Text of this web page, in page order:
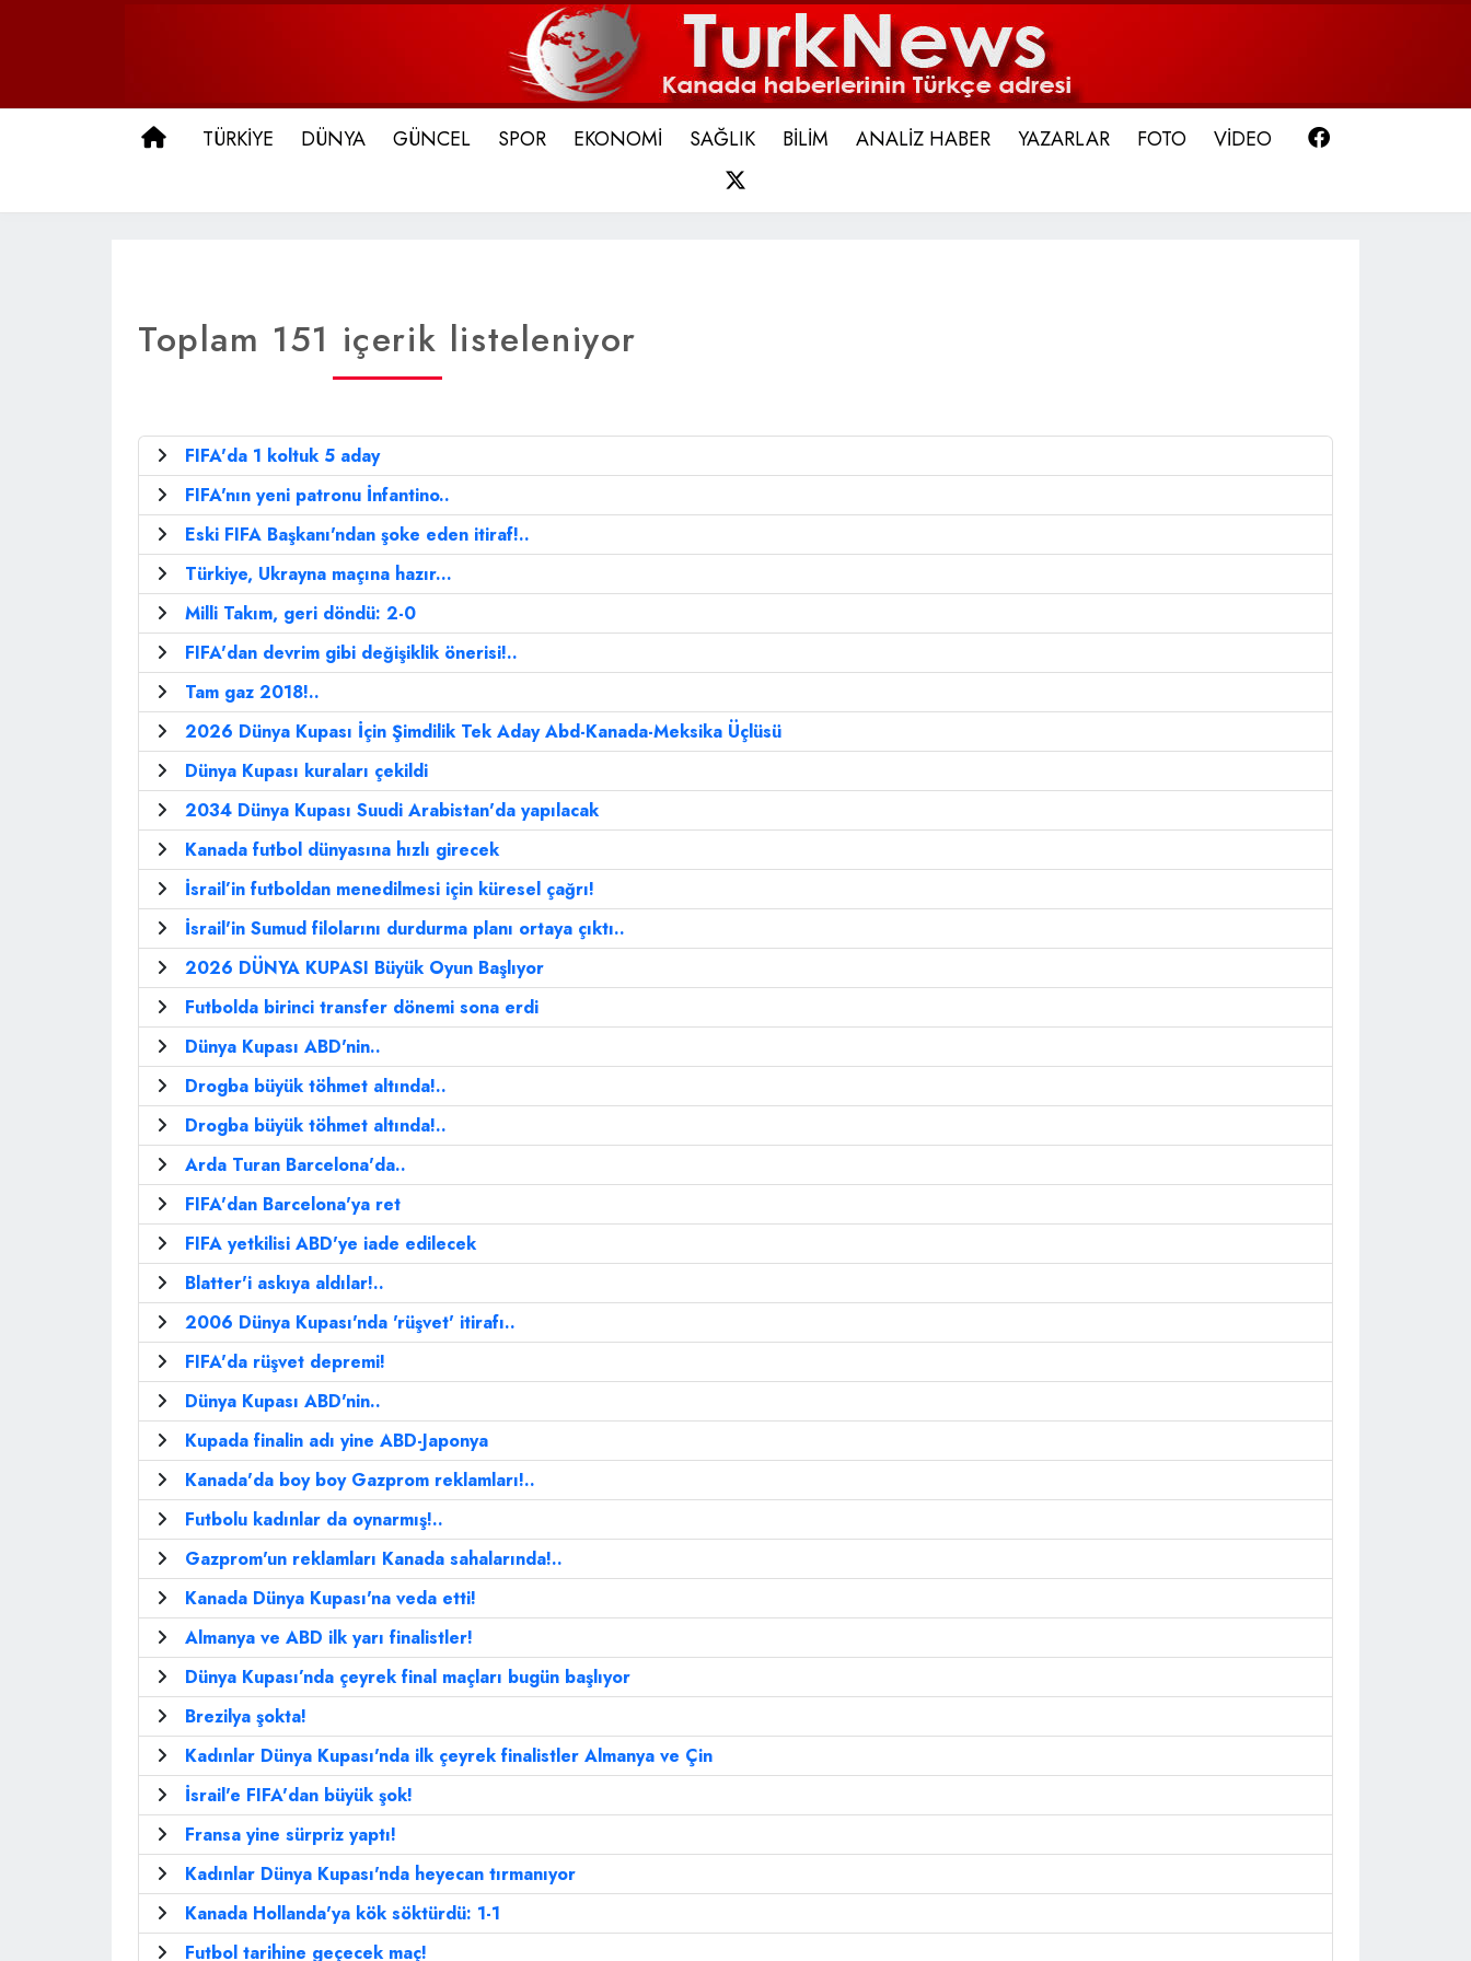
ANA SAYFA
TÜRKİYE DÜNYA GÜNCEL SPOR EKONOMİ SAĞLIK BİLİM ANALİZ HABER YAZARLAR FOTO VİDEO
Toplam 151 içerik listeleniyor
FIFA'da 1 koltuk 5 aday
FIFA'nın yeni patronu İnfantino..
Eski FIFA Başkanı'ndan şoke eden itiraf!..
Türkiye, Ukrayna maçına hazır...
Milli Takım, geri döndü: 2-0
FIFA'dan devrim gibi değişiklik önerisi!..
Tam gaz 2018!..
2026 Dünya Kupası İçin Şimdilik Tek Aday Abd-Kanada-Meksika Üçlüsü
Dünya Kupası kuraları çekildi
2034 Dünya Kupası Suudi Arabistan'da yapılacak
Kanada futbol dünyasına hızlı girecek
İsrail’in futboldan menedilmesi için küresel çağrı!
İsrail'in Sumud filolarını durdurma planı ortaya çıktı..
2026 DÜNYA KUPASI Büyük Oyun Başlıyor
Futbolda birinci transfer dönemi sona erdi
Dünya Kupası ABD'nin..
Drogba büyük töhmet altında!..
Drogba büyük töhmet altında!..
Arda Turan Barcelona'da..
FIFA'dan Barcelona'ya ret
FIFA yetkilisi ABD'ye iade edilecek
Blatter'i askıya aldılar!..
2006 Dünya Kupası'nda 'rüşvet' itirafı..
FIFA'da rüşvet depremi!
Dünya Kupası ABD'nin..
Kupada finalin adı yine ABD-Japonya
Kanada'da boy boy Gazprom reklamları!..
Futbolu kadınlar da oynarmış!..
Gazprom'un reklamları Kanada sahalarında!..
Kanada Dünya Kupası'na veda etti!
Almanya ve ABD ilk yarı finalistler!
Dünya Kupası’nda çeyrek final maçları bugün başlıyor
Brezilya şokta!
Kadınlar Dünya Kupası'nda ilk çeyrek finalistler Almanya ve Çin
İsrail'e FIFA'dan büyük şok!
Fransa yine sürpriz yaptı!
Kadınlar Dünya Kupası'nda heyecan tırmanıyor
Kanada Hollanda'ya kök söktürdü: 1-1
Futbol tarihine geçecek maç!